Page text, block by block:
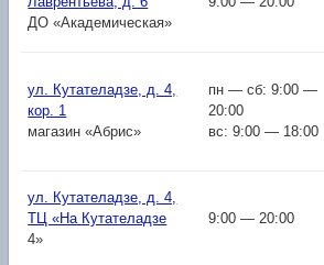
ДО «Академическая»
ул. Кутателадзе, д. 4,
кор. 1
магазин «Абрис»
пн — сб: 9:00 —
20:00
вс: 9:00 — 18:00
ул. Кутателадзе, д. 4,
ТЦ «На Кутателадзе
4»
9:00 — 20:00